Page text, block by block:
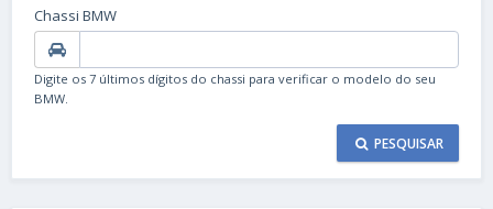
Chassi BMW
Digite os 7 últimos dígitos do chassi para verificar o modelo do seu
BMW.
PESQUISAR